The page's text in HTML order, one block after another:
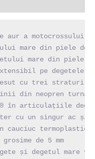
aur a motocrossului
mare din piele de
mare din
pe degetele
țesut cu trei straturi
din neopren
în articulațiile
cu un singur ac și
termoplastic
de 5 mm
și degetul mare